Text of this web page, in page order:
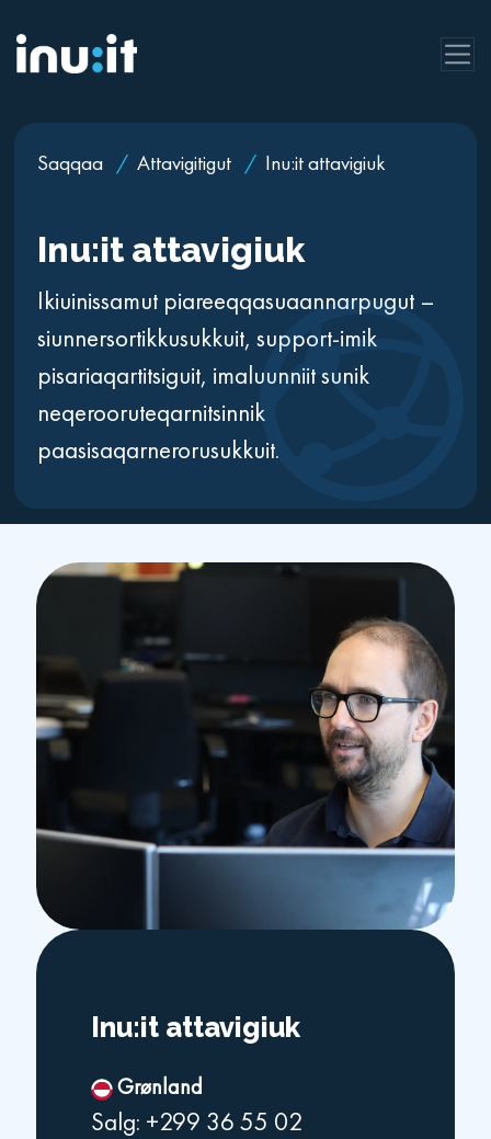
Saqqaa / Attavigitigut / Inu:it attavigiuk
Inu:it attavigiuk
Ikiuinissamut piareeqqasuaannarpugut –
siunnersortikkusukkuit, support-imik
pisariaqartitsiguit, imaluunniit sunik
neqerooruteqarnitsinnik
paasisaqarnerorusukkuit.
Inu:it attavigiuk
Grønland
Salg: +299 36 55 02